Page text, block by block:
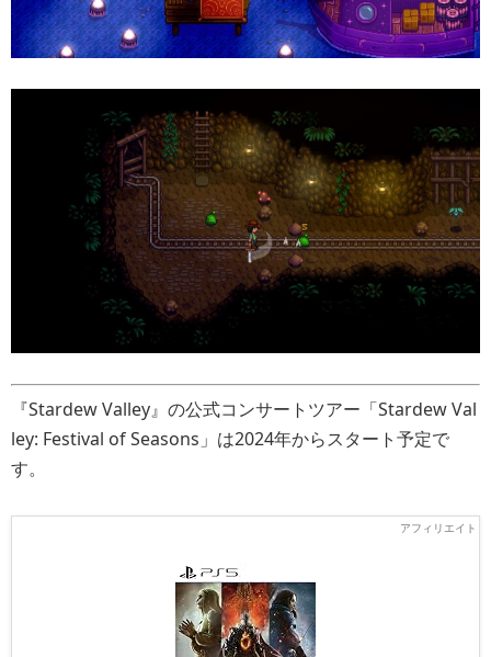
『Stardew Valley』の公式コンサートツアー「Stardew Val
ley: Festival of Seasons」は2024年からスタート予定で
す。